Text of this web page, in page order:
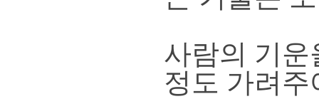
사람의 기
정도 가려